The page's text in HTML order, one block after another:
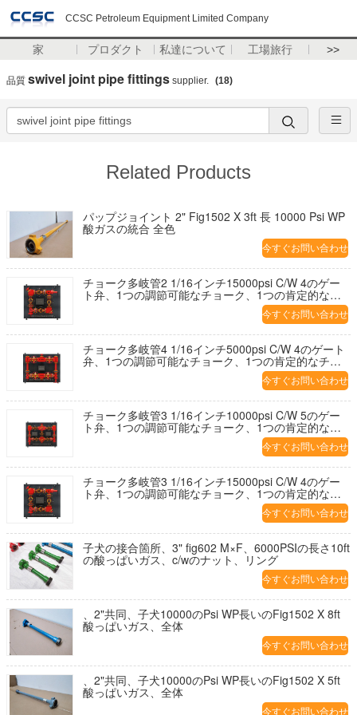
CCSC Petroleum Equipment Limited Company
家 プロダクト 私達について 工場旅行 >>
品質 swivel joint pipe fittings supplier. (18)
Related Products
パップジョイント 2" Fig1502 X 3ft 長 10000 Psi WP
酸ガスの統合 全色
今すぐお問い合わせ
チョーク多岐管2 1/16インチ15000psi C/W 4のゲー
ト弁、1つの調節可能なチョーク、1つの肯定的なチ
今すぐお問い合わせ
チョーク多岐管4 1/16インチ5000psi C/W 4のゲート
弁、1つの調節可能なチョーク、1つの肯定的なチョ
今すぐお問い合わせ
チョーク多岐管3 1/16インチ10000psi C/W 5のゲー
ト弁、1つの調節可能なチョーク、1つの肯定的なチ
今すぐお問い合わせ
チョーク多岐管3 1/16インチ15000psi C/W 4のゲー
ト弁、1つの調節可能なチョーク、1つの肯定的なチ
今すぐお問い合わせ
子犬の接合箇所、3" fig602 M×F、6000PSIの長さ10ft
の酸っぱいガス、c/wのナット、リング
今すぐお問い合わせ
、2"共同、子犬10000のPsi WP長いのFig1502 X 8ft
酸っぱいガス、全体
今すぐお問い合わせ
、2"共同、子犬10000のPsi WP長いのFig1502 X 5ft
酸っぱいガス、全体
今すぐお問い合わせ